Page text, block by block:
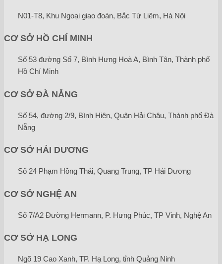
N01-T8, Khu Ngoại giao đoàn, Bắc Từ Liêm, Hà Nội
CƠ SỞ HỒ CHÍ MINH
Số 53 đường Số 7, Bình Hưng Hoà A, Bình Tân, Thành phố
Hồ Chí Minh
CƠ SỞ ĐÀ NẴNG
Số 54, đường 2/9, Bình Hiên, Quận Hải Châu, Thành phố Đà
Nẵng
CƠ SỞ HẢI DƯƠNG
Số 24 Phạm Hồng Thái, Quang Trung, TP Hải Dương
CƠ SỞ NGHỆ AN
Số 7/A2 Đường Hermann, P. Hưng Phúc, TP Vinh, Nghệ An
CƠ SỞ HẠ LONG
Ngõ 19 Cao Xanh, TP. Hạ Long, tỉnh Quảng Ninh